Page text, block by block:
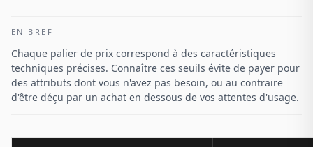
EN BREF
Chaque palier de prix correspond à des caractéristiques
techniques précises. Connaître ces seuils évite de payer pour
des attributs dont vous n'avez pas besoin, ou au contraire
d'être déçu par un achat en dessous de vos attentes d'usage.